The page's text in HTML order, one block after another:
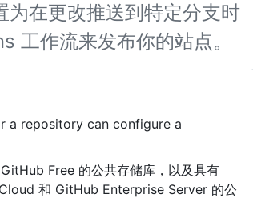
在更改推送到特定分支时
工作流来发布你的站点。
a repository can configure a
Free 的公共存储库，以及具有
和 GitHub Enterprise Server 的公